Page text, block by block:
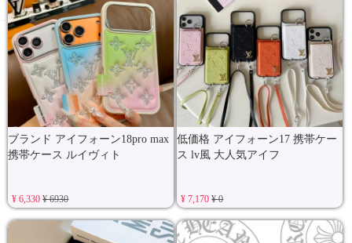
ブランド アイフォーン18pro max
携帯ケース ルイヴィト
¥ 6,330¥ 6930
低価格 アイフォーン17 携帯ケー
ス lv風 大人気アイフ
¥ 7,170¥ 0